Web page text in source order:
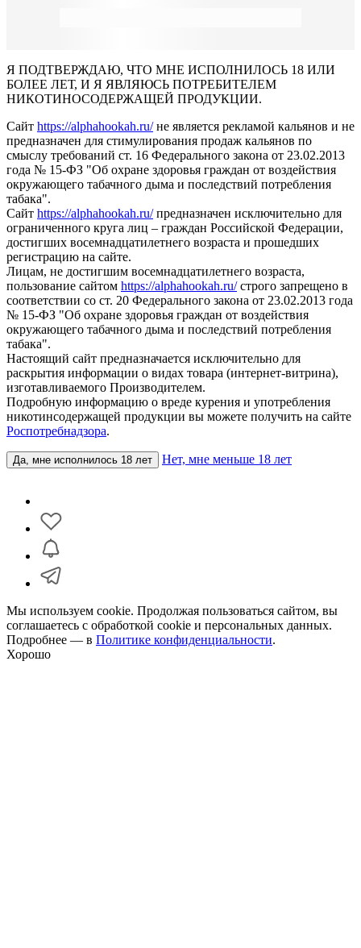
Я ПОДТВЕРЖДАЮ, ЧТО МНЕ ИСПОЛНИЛОСЬ 18 ИЛИ
БОЛЕЕ ЛЕТ, И Я ЯВЛЯЮСЬ ПОТРЕБИТЕЛЕМ
НИКОТИНОСОДЕРЖАЩЕЙ ПРОДУКЦИИ.
Сайт https://alphahookah.ru/не является рекламой кальянов и не
предназначен для стимулирования продаж кальянов по
смыслу требований ст. 16 Федерального закона от 23.02.2013
года № 15-ФЗ "Об охране здоровья граждан от воздействия
окружающего табачного дыма и последствий потребления
табака".
Сайт https://alphahookah.ru/предназначен исключительно для
ограниченного круга лиц – граждан Российской Федерации,
достигших восемнадцатилетнего возраста и прошедших
регистрацию на сайте.
Лицам, не достигшим восемнадцатилетнего возраста,
пользование сайтом https://alphahookah.ru/строго запрещено в
соответствии со ст. 20 Федерального закона от 23.02.2013 года
№ 15-ФЗ "Об охране здоровья граждан от воздействия
окружающего табачного дыма и последствий потребления
табака".
Настоящий сайт предназначается исключительно для
раскрытия информации о видах товара (интернет-витрина),
изготавливаемого Производителем.
Подробную информацию о вреде курения и употребления
никотинсодержащей продукции вы можете получить на сайте
Роспотребнадзора.
Да, мне исполнилось 18 лет Нет, мне меньше 18 лет
Мы используем cookie. Продолжая пользоваться сайтом, вы
соглашаетесь с обработкой cookie и персональных данных.
Подробнее — в Политике конфиденциальности.
Хорошо